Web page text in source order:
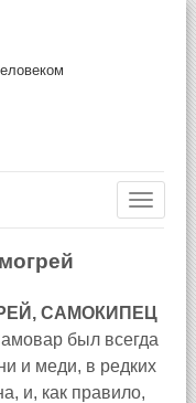
САМОКИПЕЦ
был всегда
и меди, в редких
и, как правило,